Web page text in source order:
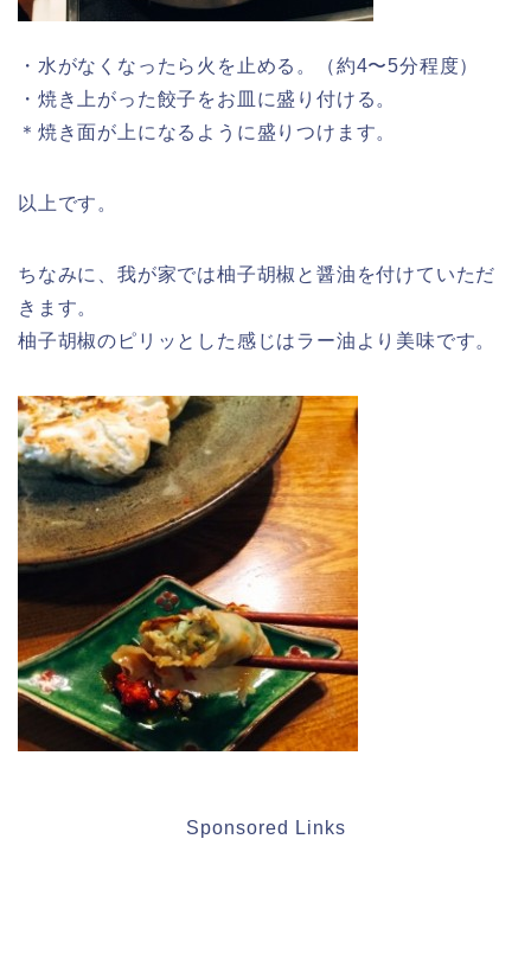
・水がなくなったら火を止める。（約4〜5分程度）
・焼き上がった餃子をお皿に盛り付ける。
＊焼き面が上になるように盛りつけます。
以上です。
ちなみに、我が家では柚子胡椒と醤油を付けていただ
きます。
柚子胡椒のピリッとした感じはラー油より美味です。
Sponsored Links